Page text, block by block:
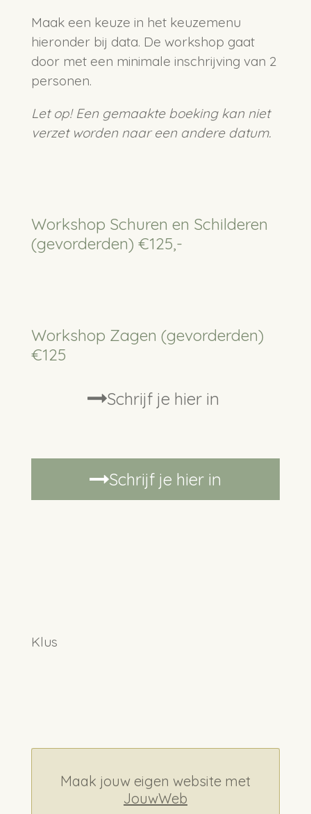
Maak een keuze in het keuzemenu
hieronder bij data. De workshop gaat
door met een minimale inschrijving van 2
personen.
Let op! Een gemaakte boeking kan niet
verzet worden naar een andere datum.
Workshop Schuren en Schilderen
(gevorderden) €125,-
Workshop Zagen (gevorderden)
€125
Schrijf je hier in
Schrijf je hier in
Klus
Maak jouw eigen website met
JouwWeb